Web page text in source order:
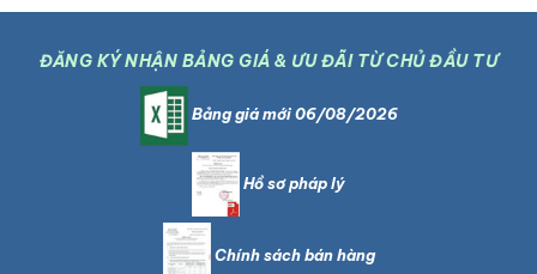
ĐĂNG KÝ NHẬN BẢNG GIÁ & ƯU ĐÃI TỪ CHỦ ĐẦU TƯ
Bảng giá mới 06/08/2026
Hồ sơ pháp lý
Chính sách bán hàng